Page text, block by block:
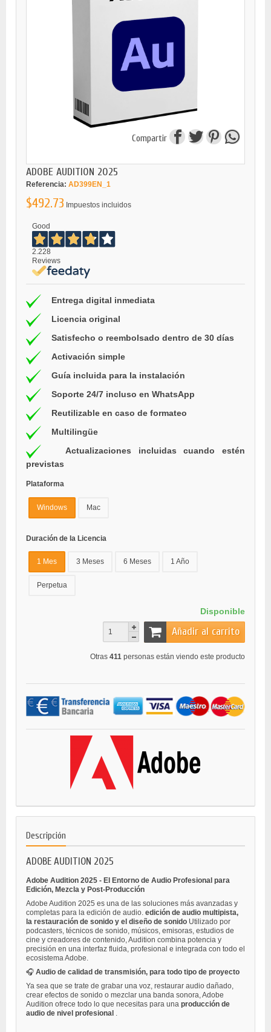
Compartir
ADOBE AUDITION 2025
Referencia: AD399EN_1
$492.73 Impuestos incluidos
Good
2.228
Reviews
Entrega digital inmediata
Licencia original
Satisfecho o reembolsado dentro de 30 días
Activación simple
Guía incluida para la instalación
Soporte 24/7 incluso en WhatsApp
Reutilizable en caso de formateo
Multilingüe
Actualizaciones incluidas cuando estén
previstas
Plataforma
Windows Mac
Duración de la Licencia
1 Mes 3 Meses 6 Meses 1 Año
Perpetua
Disponible
Añadir al carrito
Otras 411 personas están viendo este producto
Descripción
ADOBE AUDITION 2025
Adobe Audition 2025 - El Entorno de Audio Profesional para
Edición, Mezcla y Post-Producción
Adobe Audition 2025 es una de las soluciones más avanzadas y
completas para la edición de audio. edición de audio multipista,
la restauración de sonido y el diseño de sonido Utilizado por
podcasters, técnicos de sonido, músicos, emisoras, estudios de
cine y creadores de contenido, Audition combina potencia y
precisión en una interfaz fluida, profesional e integrada con todo el
ecosistema Adobe.
🎧 Audio de calidad de transmisión, para todo tipo de proyecto
Ya sea que se trate de grabar una voz, restaurar audio dañado,
crear efectos de sonido o mezclar una banda sonora, Adobe
Audition ofrece todo lo que necesitas para una producción de
audio de nivel profesional